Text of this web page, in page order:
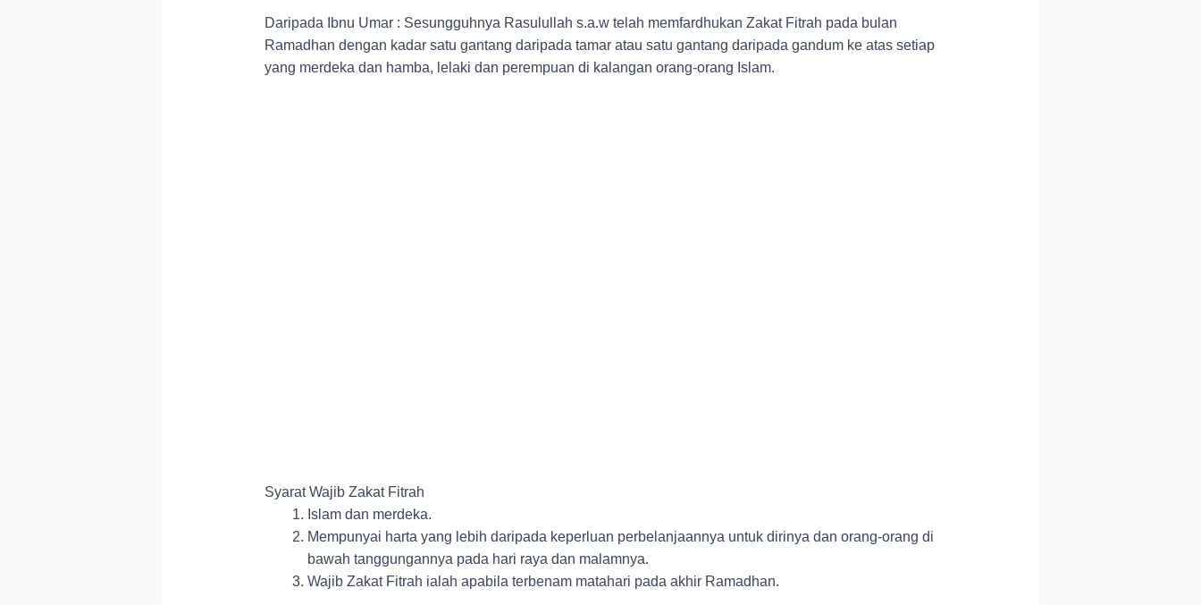
Daripada Ibnu Umar : Sesungguhnya Rasulullah s.a.w telah memfardhukan Zakat Fitrah pada bulan
Ramadhan dengan kadar satu gantang daripada tamar atau satu gantang daripada gandum ke atas setiap
yang merdeka dan hamba, lelaki dan perempuan di kalangan orang-orang Islam.
Syarat Wajib Zakat Fitrah
Islam dan merdeka.
Mempunyai harta yang lebih daripada keperluan perbelanjaannya untuk dirinya dan orang-orang di
bawah tanggungannya pada hari raya dan malamnya.
Wajib Zakat Fitrah ialah apabila terbenam matahari pada akhir Ramadhan.